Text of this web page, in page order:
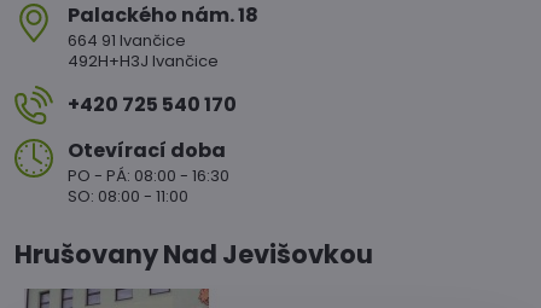
Palackého nám​. 18
664 91 Ivančice
492H+H3J Ivančice
+420 725 540 170
Otevírací doba
PO - PÁ: 08:00 - 16:30
SO: 08:00 - 11:00
Hrušovany Nad Jevišovkou